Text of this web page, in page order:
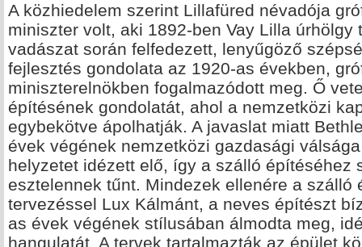
A közhiedelem szerint Lillafüred névadója
miniszter volt, aki 1892-ben Vay Lilla
vadászat során felfedezett, lenyűgöző
fejlesztés gondolata az 1920-as években,
miniszterelnökben fogalmazódott meg. Ő
építésének gondolatát, ahol a nemzetközi
egybekötve ápolhatják. A javaslat miatt
évek végének nemzetközi gazdasági
helyzetet idézett elő, így a szálló építéséhez
esztelennek tűnt. Mindezek ellenére a szálló
tervezéssel Lux Kálmánt, a neves építészt
as évek végének stílusában álmodta meg,
hangulatát. A tervek tartalmazták az épület